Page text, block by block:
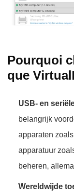
Pourquoi
que
USB- en
belangrijk
apparaten
apparatuur
beheren,
Wereldwijde